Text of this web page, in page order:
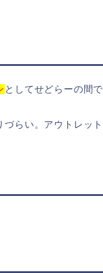
としてせどらーの間
らい。アウトレッ